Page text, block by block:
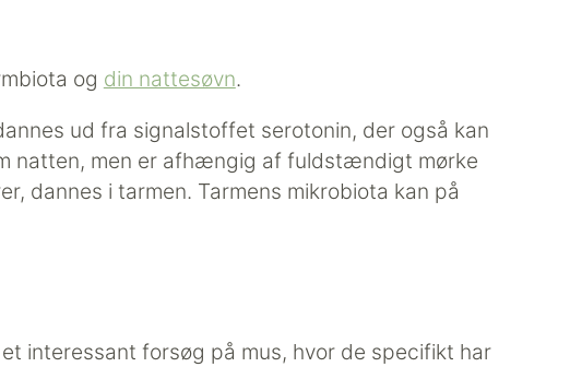
og din nattesøvn.
ud fra signalstoffet serotonin, der også kan
natten, men er afhængig af fuldstændigt mørke
dannes i tarmen. Tarmens mikrobiota kan på
interessant forsøg på mus, hvor de specifikt har